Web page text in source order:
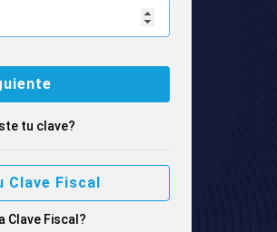
tu clave?
Clave Fiscal
Clave Fiscal?